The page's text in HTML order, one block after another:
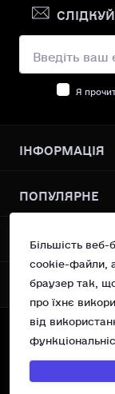
Я
ІНФОРМАЦІЯ
Про нас
Доставка І
Політика
Умови згоди
Повернення
Контакти
Зворотній
Карта сайту
Акції
ПОПУЛЯРНЕ
Vanilin
Сучасний поп
OSNOVA
КОНТАКТИ
Україна,
Вт - Нд 13:00 -
Пн - Вихідний
МЕСЕНДЖЕРИ
Telegram
Viber
Більшість
cookie-файли,
браузер так,
про їхнє
від